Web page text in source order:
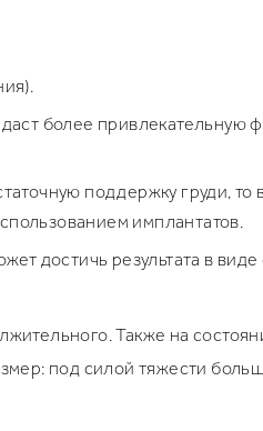
более привлекательную
поддержку груди, то
имплантатов.
достичь результата в
Также на
под силой тяжести